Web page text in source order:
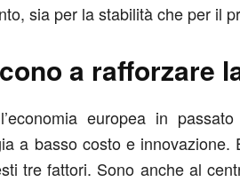
sia per la stabilità che per il
a rafforzare
europea in
a basso costo e
tre fattori. Sono anche al